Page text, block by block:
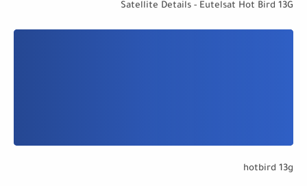
Satellite Details - Eutelsat Hot Bird 13G
hotbird 13g